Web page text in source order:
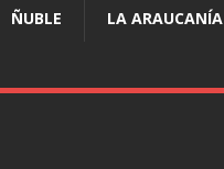
ÑUBLE LA ARAUCANÍA